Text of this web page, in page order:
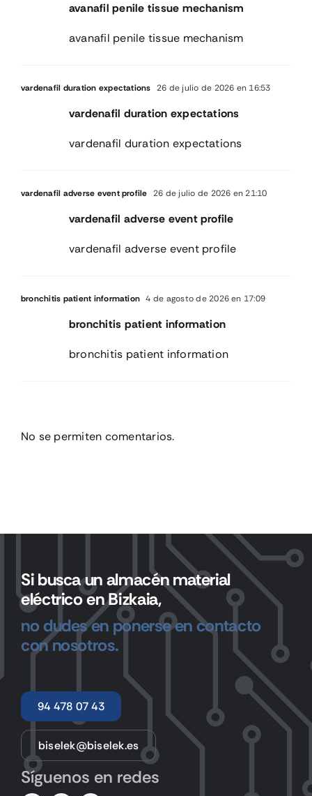
avanafil penile tissue mechanism
avanafil penile tissue mechanism
vardenafil duration expectations 26 de julio de 2026 en 16:53
vardenafil duration expectations
vardenafil duration expectations
vardenafil adverse event profile 26 de julio de 2026 en 21:10
vardenafil adverse event profile
vardenafil adverse event profile
bronchitis patient information 4 de agosto de 2026 en 17:09
bronchitis patient information
bronchitis patient information
No se permiten comentarios.
Si busca un almacén material
eléctrico en Bizkaia,
no dudes en ponerse en contacto
con nosotros.
94 478 07 43
biselek@biselek.es
Síguenos en redes